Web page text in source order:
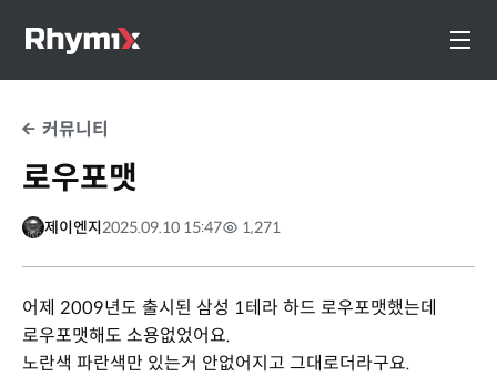
커뮤니티
로우포맷
제이엔지2025.09.10 15:47 1,271
어제 2009년도 출시된 삼성 1테라 하드 로우포맷했는데
로우포맷해도 소용없었어요.
노란색 파란색만 있는거 안없어지고 그대로더라구요.